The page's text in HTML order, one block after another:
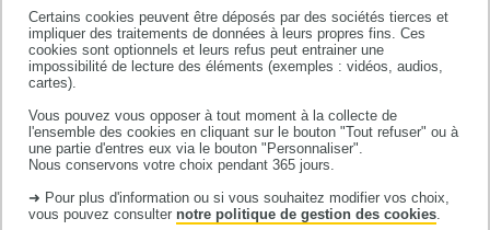
Certains cookies peuvent être déposés par des sociétés tierces et
impliquer des traitements de données à leurs propres fins. Ces
cookies sont optionnels et leurs refus peut entrainer une
impossibilité de lecture des éléments (exemples : vidéos, audios,
cartes).
Vous pouvez vous opposer à tout moment à la collecte de
l'ensemble des cookies en cliquant sur le bouton "Tout refuser" ou à
une partie d'entres eux via le bouton "Personnaliser".
Nous conservons votre choix pendant 365 jours.
➜ Pour plus d'information ou si vous souhaitez modifier vos choix,
vous pouvez consulter notre politique de gestion des cookies
accompagnement de l’enseignement de l’anglais
(Chrysta PÉLISSIER)
Investissement, retours sur investissement et
besoins de formation des professeurs de langues
vivantes (Rebecca STARKEY-PERRET, Frédéric
Note de lecture- William Grabe & Junko Yamashita,